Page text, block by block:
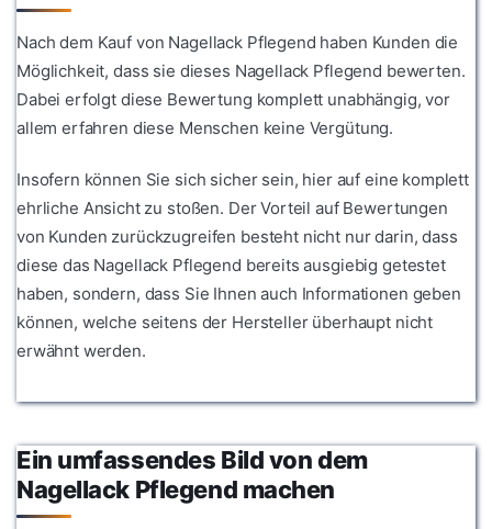
Nach dem Kauf von Nagellack Pflegend haben Kunden die
Möglichkeit, dass sie dieses Nagellack Pflegend bewerten.
Dabei erfolgt diese Bewertung komplett unabhängig, vor
allem erfahren diese Menschen keine Vergütung.
Insofern können Sie sich sicher sein, hier auf eine komplett
ehrliche Ansicht zu stoßen. Der Vorteil auf Bewertungen
von Kunden zurückzugreifen besteht nicht nur darin, dass
diese das Nagellack Pflegend bereits ausgiebig getestet
haben, sondern, dass Sie Ihnen auch Informationen geben
können, welche seitens der Hersteller überhaupt nicht
erwähnt werden.
Ein umfassendes Bild von dem
Nagellack Pflegend machen